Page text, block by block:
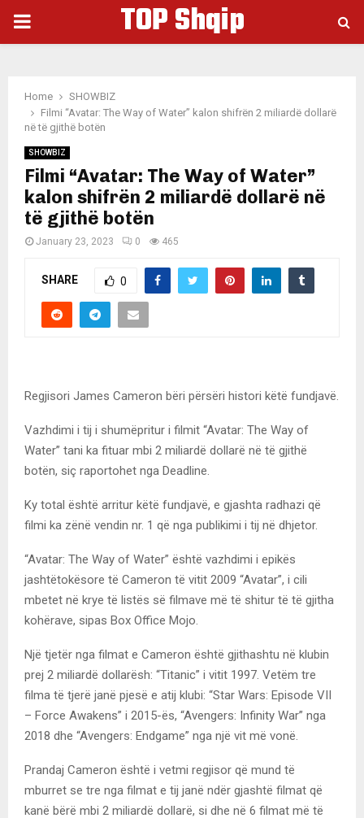
PRIMARY
TOP Shqip
Home
SHOWBIZ
Filmi “Avatar: The Way of Water” kalon shifrën 2 miliardë dollarë
në të gjithë botën
SHOWBIZ
Filmi “Avatar: The Way of Water”
kalon shifrën 2 miliardë dollarë në
të gjithë botën
January 23, 2023 0 465
SHARE 0
Regjisori James Cameron bëri përsëri histori këtë fundjavë.
Vazhdimi i tij i shumëpritur i filmit “Avatar: The Way of
Water” tani ka fituar mbi 2 miliardë dollarë në të gjithë
botën, siç raportohet nga Deadline.
Ky total është arritur këtë fundjavë, e gjashta radhazi që
filmi ka zënë vendin nr. 1 që nga publikimi i tij në dhjetor.
“Avatar: The Way of Water” është vazhdimi i epikës
jashtëtokësore të Cameron të vitit 2009 “Avatar”, i cili
mbetet në krye të listës së filmave më të shitur të të gjitha
kohërave, sipas Box Office Mojo.
Një tjetër nga filmat e Cameron është gjithashtu në klubin
prej 2 miliardë dollarësh: “Titanic” i vitit 1997. Vetëm tre
filma të tjerë janë pjesë e atij klubi: “Star Wars: Episode VII
– Force Awakens” i 2015-ës, “Avengers: Infinity War” nga
2018 dhe “Avengers: Endgame” nga një vit më vonë.
Prandaj Cameron është i vetmi regjisor që mund të
mburret se tre nga filmat e tij janë ndër gjashtë filmat që
kanë bërë mbi 2 miliardë dollarë, si dhe në 6 filmat më të